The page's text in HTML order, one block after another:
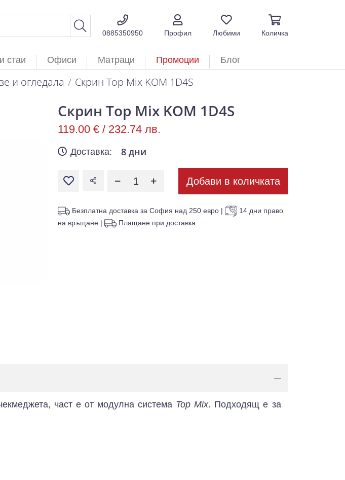
0885350950 Профил Любими Количка
стаи Офиси Матраци Промоции Блог
и огледала Скрин Top Mix KOM 1D4S
Скрин Top Mix KOM 1D4S
119.00 € / 232.74 лв.
Доставка: 8 дни
Добави в количката
Безплатна доставка за София над 250 евро |
14 дни право
на връщане | Плащане при доставка
—
част е от модулна система Top Mix. Подходящ е за